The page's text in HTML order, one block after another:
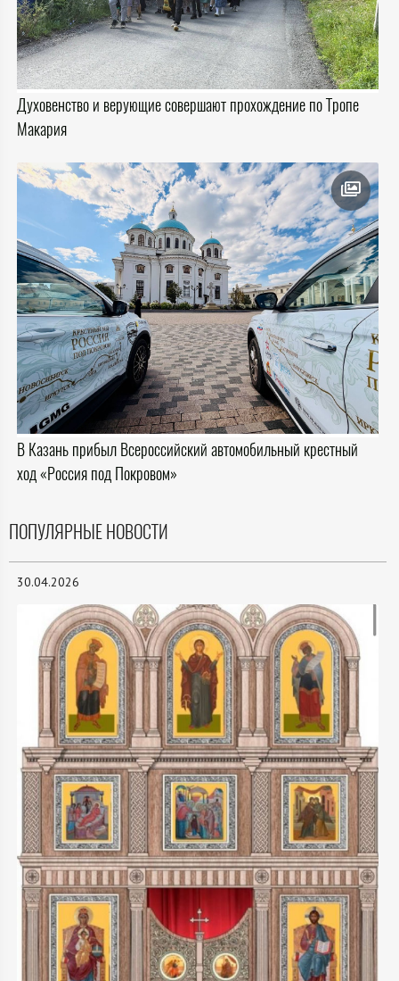
Духовенство и верующие совершают прохождение по Тропе
Макария
В Казань прибыл Всероссийский автомобильный крестный
ход «Россия под Покровом»
ПОПУЛЯРНЫЕ НОВОСТИ
30.04.2026